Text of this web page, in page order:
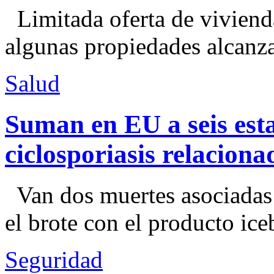
Limitada oferta de
algunas propiedades
Salud
Suman en EU a seis
ciclosporiasis
Van dos muertes
el brote con el producto
Seguridad